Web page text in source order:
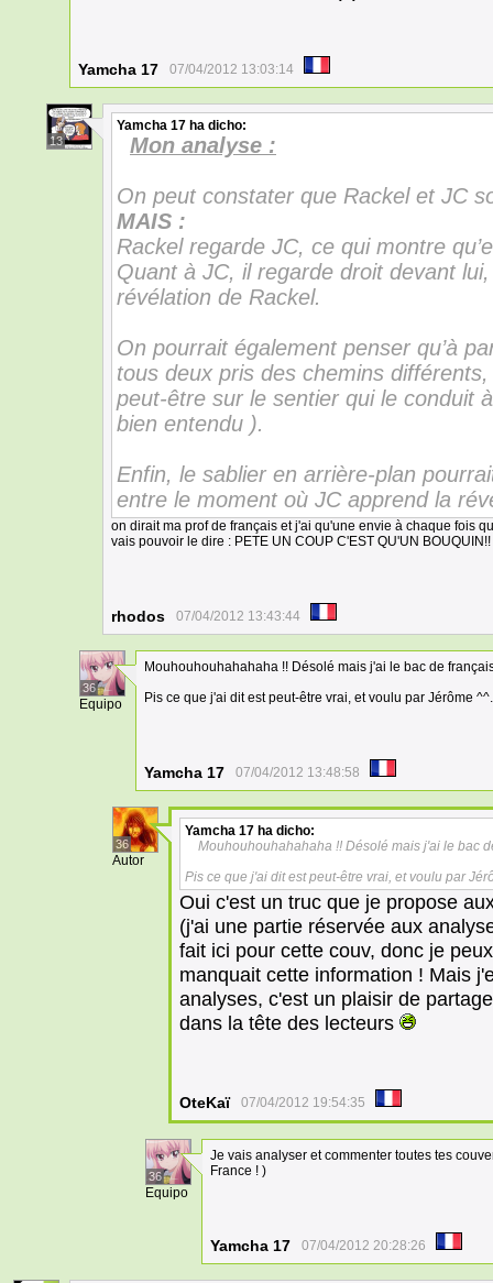
Yamcha 17 07/04/2012 13:03:14
13
Yamcha 17 ha dicho:
Mon analyse :
On peut constater que Rackel et JC
MAIS :
Rackel regarde JC, ce qui montre
Quant à JC, il regarde droit devant
révélation de Rackel.
On pourrait également penser qu’à
tous deux pris des chemins
peut-être sur le sentier qui le conduit
bien entendu ).
Enfin, le sablier en arrière-plan
entre le moment où JC apprend la
on dirait ma prof de français et j'ai qu'une envie à chaque fois
vais pouvoir le dire : PETE UN COUP C'EST QU'UN BOUQUIN!!
rhodos 07/04/2012 13:43:44
36
Equipo
Mouhouhouhahahaha !! Désolé mais j'ai le bac de
Pis ce que j'ai dit est peut-être vrai, et voulu par Jérôme ^^.
Yamcha 17 07/04/2012 13:48:58
36
Autor
Yamcha 17 ha dicho:
Mouhouhouhahahaha !! Désolé mais j'ai le bac
Pis ce que j'ai dit est peut-être vrai, et voulu par
Oui c'est un truc que je propose
(j'ai une partie réservée aux
fait ici pour cette couv, donc je
manquait cette information ! Mais
analyses, c'est un plaisir de
dans la tête des lecteurs
OteKaï 07/04/2012 19:54:35
36
Equipo
Je vais analyser et commenter toutes tes
France ! )
Yamcha 17 07/04/2012 20:28:26